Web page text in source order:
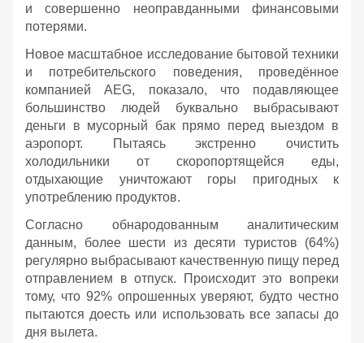
и совершенно неоправданными финансовыми
потерями.
Новое масштабное исследование бытовой техники
и потребительского поведения, проведённое
компанией AEG, показало, что подавляющее
большинство людей буквально выбрасывают
деньги в мусорный бак прямо перед выездом в
аэропорт. Пытаясь экстренно очистить
холодильники от скоропортящейся еды,
отдыхающие уничтожают горы пригодных к
употреблению продуктов.
Согласно обнародованным аналитическим
данным, более шести из десяти туристов (64%)
регулярно выбрасывают качественную пищу перед
отправлением в отпуск. Происходит это вопреки
тому, что 92% опрошенных уверяют, будто честно
пытаются доесть или использовать все запасы до
дня вылета.